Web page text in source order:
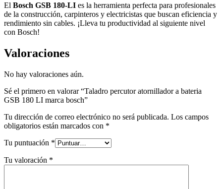
El Bosch GSB 180-LI es la herramienta perfecta para profesionales
de la construcción, carpinteros y electricistas que buscan eficiencia y
rendimiento sin cables. ¡Lleva tu productividad al siguiente nivel
con Bosch!
Valoraciones
No hay valoraciones aún.
Sé el primero en valorar “Taladro percutor atornillador a bateria
GSB 180 LI marca bosch”
Tu dirección de correo electrónico no será publicada. Los campos
obligatorios están marcados con *
Tu puntuación *
Tu valoración *